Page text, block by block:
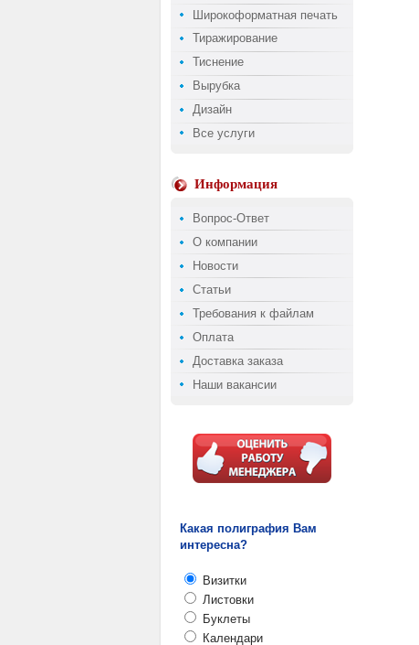
Широкоформатная печать
Тиражирование
Тиснение
Вырубка
Дизайн
Все услуги
Информация
Вопрос-Ответ
О компании
Новости
Статьи
Требования к файлам
Оплата
Доставка заказа
Наши вакансии
Какая полиграфия Вам
интересна?
Визитки
Листовки
Буклеты
Календари